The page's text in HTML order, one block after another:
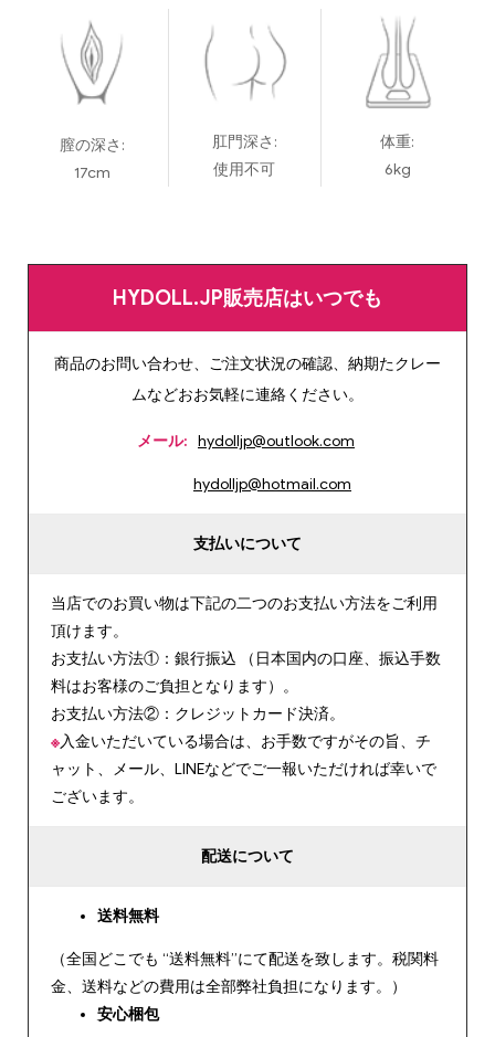
膣の深さ:
17cm
肛門深さ:
使用不可
体重:
6kg
HYDOLL.JP販売店はいつでも
商品のお問い合わせ、ご注文状況の確認、納期たクレー
ムなどおお気軽に連絡ください。
メール: hydolljp@outlook.com
hydolljp@hotmail.com
支払いについて
当店でのお買い物は下記の二つのお支払い方法をご利用
頂けます。
お支払い方法①：銀行振込 （日本国内の口座、振込手数
料はお客様のご負担となります）。
お支払い方法②：クレジットカード決済。
※入金いただいている場合は、お手数ですがその旨、チ
ャット、メール、LINEなどでご一報いただければ幸いで
ございます。
配送について
送料無料
（全国どこでも “送料無料”にて配送を致します。税関料
金、送料などの費用は全部弊社負担になります。）
安心梱包